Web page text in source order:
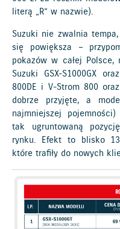
literą „R” w nazwie).
Suzuki nie zwalnia
się powiększa –
pokazów w całej
Suzuki GSX-S1000GX
800DE i V-Strom 800
dobrze przyjęte, a
najmniejszej
tak ugruntowaną
rynku. Efekt to blisko
które trafiły do nowych